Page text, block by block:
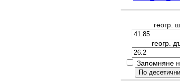
геогр.
геогр.
Запомняне